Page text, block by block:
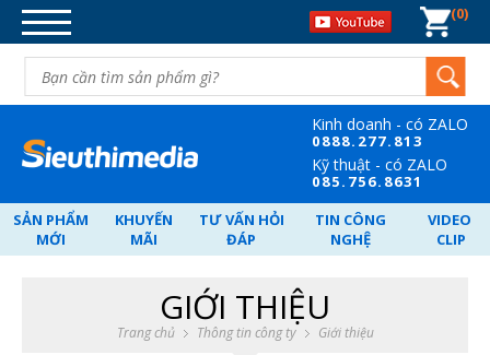
DANH MỤC SẢN PHẨM
DÂY CÁP TÍN HIỆU
BỘ CHIA TÍN HIỆU
CHUYỂN ĐỐI TÍN HIỆU
MẠNG-WIFI-MÁY TÍNH-ĐIỆN
NGUỒN POE - SWITCH - VẬT TƯ.
QUÀ TẶNG DOANH NGHIỆP
0
Kinh doanh - có ZALO
0888.277.813
Kỹ thuật - có ZALO
085.756.8631
SẢN PHẨM
MỚI
KHUYẾN
MÃI
TƯ VẤN HỎI
ĐÁP
TIN CÔNG
NGHỆ
VIDEO
CLIP
GIỚI THIỆU
Trang chủ Thông tin công ty Giới thiệu